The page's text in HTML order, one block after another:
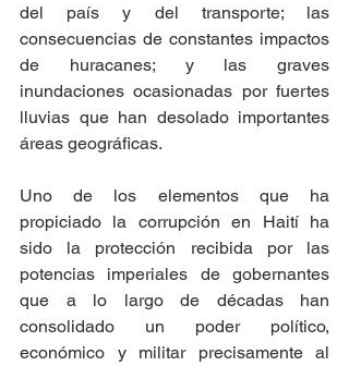
del país y del transporte; las
consecuencias de constantes impactos
de huracanes; y las graves
inundaciones ocasionadas por fuertes
lluvias que han desolado importantes
áreas geográficas.
Uno de los elementos que ha
propiciado la corrupción en Haití ha
sido la protección recibida por las
potencias imperiales de gobernantes
que a lo largo de décadas han
consolidado un poder político,
económico y militar precisamente al